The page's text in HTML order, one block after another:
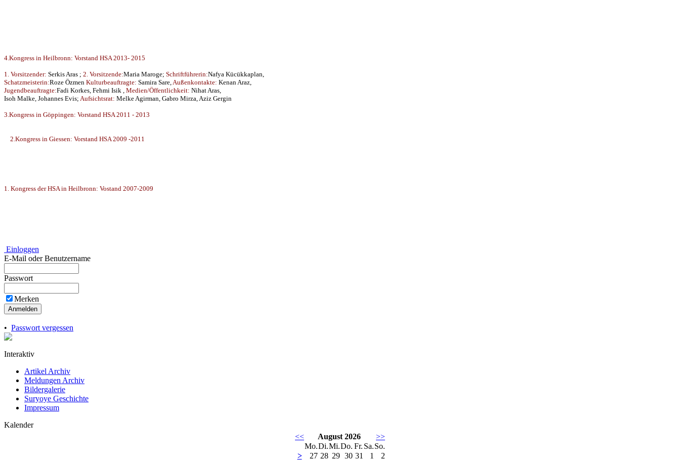
4.Kongress in Heilbronn: Vorstand HSA 2013- 2015
1. Vorsitzender: Serkis Aras ; 2. Vorsitzende:Maria Maroge; Schriftführerin:Nafya Kücükkaplan,
Schatzmeisterin:Roze Özmen Kulturbeauftragte: Samira Sare, Außenkontakte: Kenan Araz,
Jugendbeauftragte:Fadi Korkes, Fehmi Isik , Medien/Öffentlichkeit: Nihat Aras,
Isoh Malke, Johannes Evis; Aufsichtsrat: Melke Agirman, Gabro Mirza, Aziz Gergin
3.Kongress in Göppingen: Vorstand HSA 2011 - 2013
2.Kongress in Giessen: Vorstand HSA 2009 -2011
1. Kongress der HSA in Heilbronn: Vostand 2007-2009
Einloggen
E-Mail oder Benutzername
Passwort
Merken
Anmelden
• Passwort vergessen
Interaktiv
Artikel Archiv
Meldungen Archiv
Bildergalerie
Suryoye Geschichte
Impressum
Kalender
<<
August 2026
>>
Mo.Di.Mi.Do. Fr. Sa.So.
>
27 28 29 30 31 1 2